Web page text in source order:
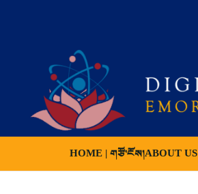
HOME | གཙོ་ངོས།ABOUT